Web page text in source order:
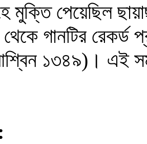
মুক্তি পেয়েছিল
গানটির রেকর্ড
১৩৪৯)। এই